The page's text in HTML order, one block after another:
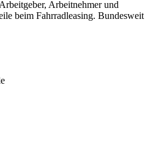
Arbeitnehmer und
beim Fahrradleasing. Bundesweit